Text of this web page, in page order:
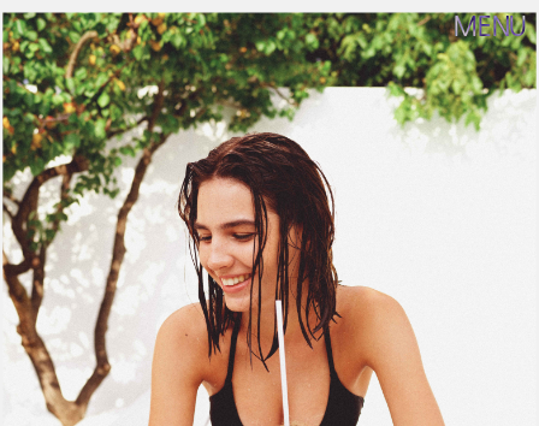
MENU